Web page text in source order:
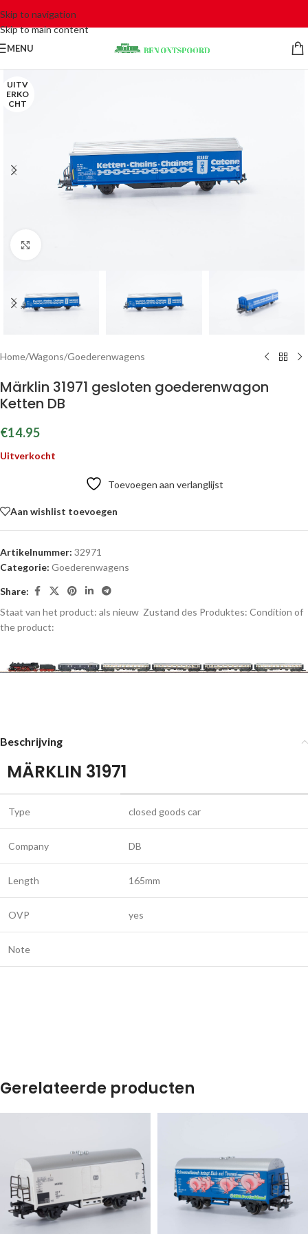
Skip to navigation
Skip to main content
MENU
UITV
ERKO
CHT
Home/Wagons/Goederenwagens
Märklin 31971 gesloten goederenwagon
Ketten DB
€14.95
Uitverkocht
Toevoegen aan verlanglijst
Aan wishlist toevoegen
Artikelnummer: 32971
Categorie: Goederenwagens
Share:
Staat van het product: als nieuw Zustand des Produktes: Condition of
the product:
Beschrijving
MÄRKLIN 31971
Type closed goods car
Company DB
Length 165mm
OVP yes
Note
Gerelateerde producten